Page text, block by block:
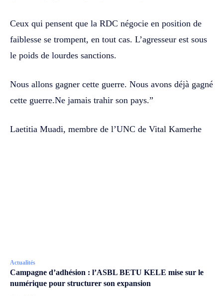
Ceux qui pensent que la RDC négocie en position de
faiblesse se trompent, en tout cas. L’agresseur est sous
le poids de lourdes sanctions.
Nous allons gagner cette guerre. Nous avons déjà gagné
cette guerre.Ne jamais trahir son pays.”
Laetitia Muadi, membre de l’UNC de Vital Kamerhe
Actualités
Campagne d’adhésion : l’ASBL BETU KELE mise sur le
numérique pour structurer son expansion